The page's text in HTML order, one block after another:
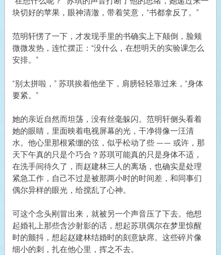
块切好的苹果，眼神清澈，带着笑意，“书都拿反了。”
范明轩愣了一下，才发现手里的书确实上下颠倒，脸颊
微微发热，连忙摆正：“没什么，在想明天的实验课怎么
安排。”
“别太拼啦，” 苏琪挨着他坐下，肩膀轻轻靠过来，“身体
要紧。”
她的亲近自然而坦荡，没有丝毫躲闪。范明轩侧头看着
她的眼睛，里面映着电视屏幕的光，干净得像一汪清
水。他心里那根紧绷的弦，似乎松动了些 —— 或许，那
天下午真的只是个巧合？苏琪可能真的只是身体不适，
在洗手间待久了，而赵建林三人的离场，也确实是处理
紧急工作，自己不过是被那两小时的时间差，和同事们
偶尔异样的眼光，给搅乱了心神。
可这个念头刚冒出来，就被另一个声音压了下去。他想
起婚礼上那些含沙射影的话，想起苏琪偶尔在梦里惊醒
时的颤抖，想起赵建林结婚时的刻意缺席。这些碎片像
细小的刺，扎在他心里，挥之不去。